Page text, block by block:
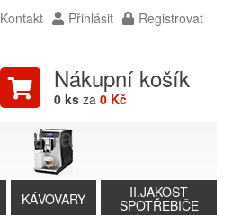
Kontakt Přihlásit Registrovat
Nákupní košík
0 ks za 0 Kč
KÁVOVARY II.JAKOST
SPOTŘEBIČE